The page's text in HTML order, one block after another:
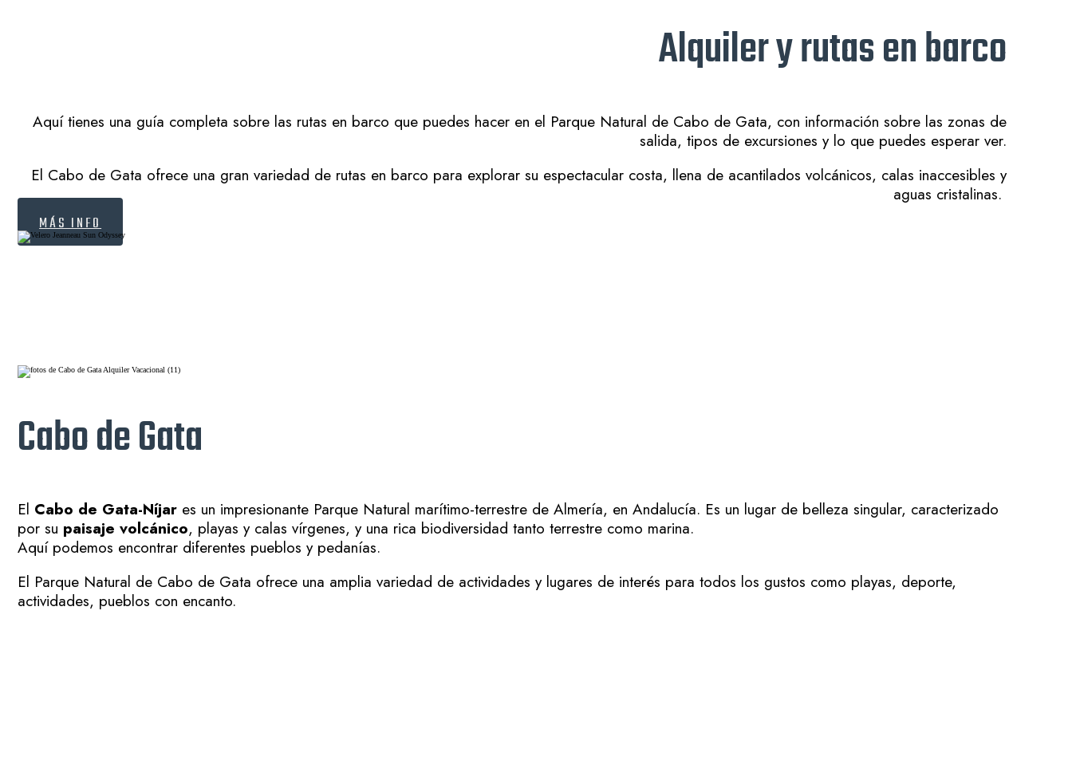
Alquiler y rutas en barco
Aquí tienes una guía completa sobre las rutas en barco que puedes hacer en el Parque Natural de Cabo de Gata, con información sobre las zonas de
salida, tipos de excursiones y lo que puedes esperar ver.
El Cabo de Gata ofrece una gran variedad de rutas en barco para explorar su espectacular costa, llena de acantilados volcánicos, calas inaccesibles y
aguas cristalinas.
MÁS INFO
Cabo de Gata
El Cabo de Gata-Níjares un impresionante Parque Natural marítimo-terrestre de Almería, en Andalucía. Es un lugar de belleza singular, caracterizado
por su paisaje volcánico, playas y calas vírgenes, y una rica biodiversidad tanto terrestre como marina.
Aquí podemos encontrar diferentes pueblos y pedanías.
El Parque Natural de Cabo de Gata ofrece una amplia variedad de actividades y lugares de interés para todos los gustos como playas, deporte,
actividades, pueblos con encanto.